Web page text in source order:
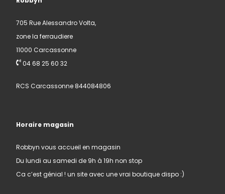
705 Rue Alessandro Volta,
zone la ferraudiere
11000 Carcassonne
04 68 25 60 32
RCS Carcassonne 844084806
Horaire magasin
Robbyn vous accueil en magasin
Du lundi au samedi de 9h à 19h non stop
Ca c’est génial ! un site avec une vrai boutique dispo :)